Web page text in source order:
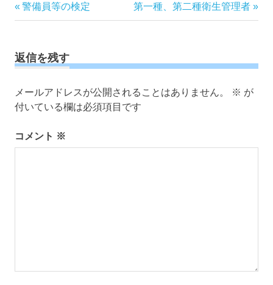
投
稿
ビ
ゲ
ー
シ
ン
前
の
事:
警備員等の検定
次
の
第一種、第二種衛生管理者
返信を残す
メールアドレスが公開されることはありません。 ※ が
付いている欄は必須項目です
コメント ※